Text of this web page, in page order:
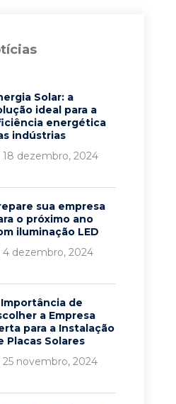
Solar: a
ideal para a
energética
indústrias
18 dezembro, 2024
sua empresa
o próximo ano
iluminação LED
4 dezembro, 2024
de
a Empresa
para a Instalação
Placas Solares
25 novembro, 2024